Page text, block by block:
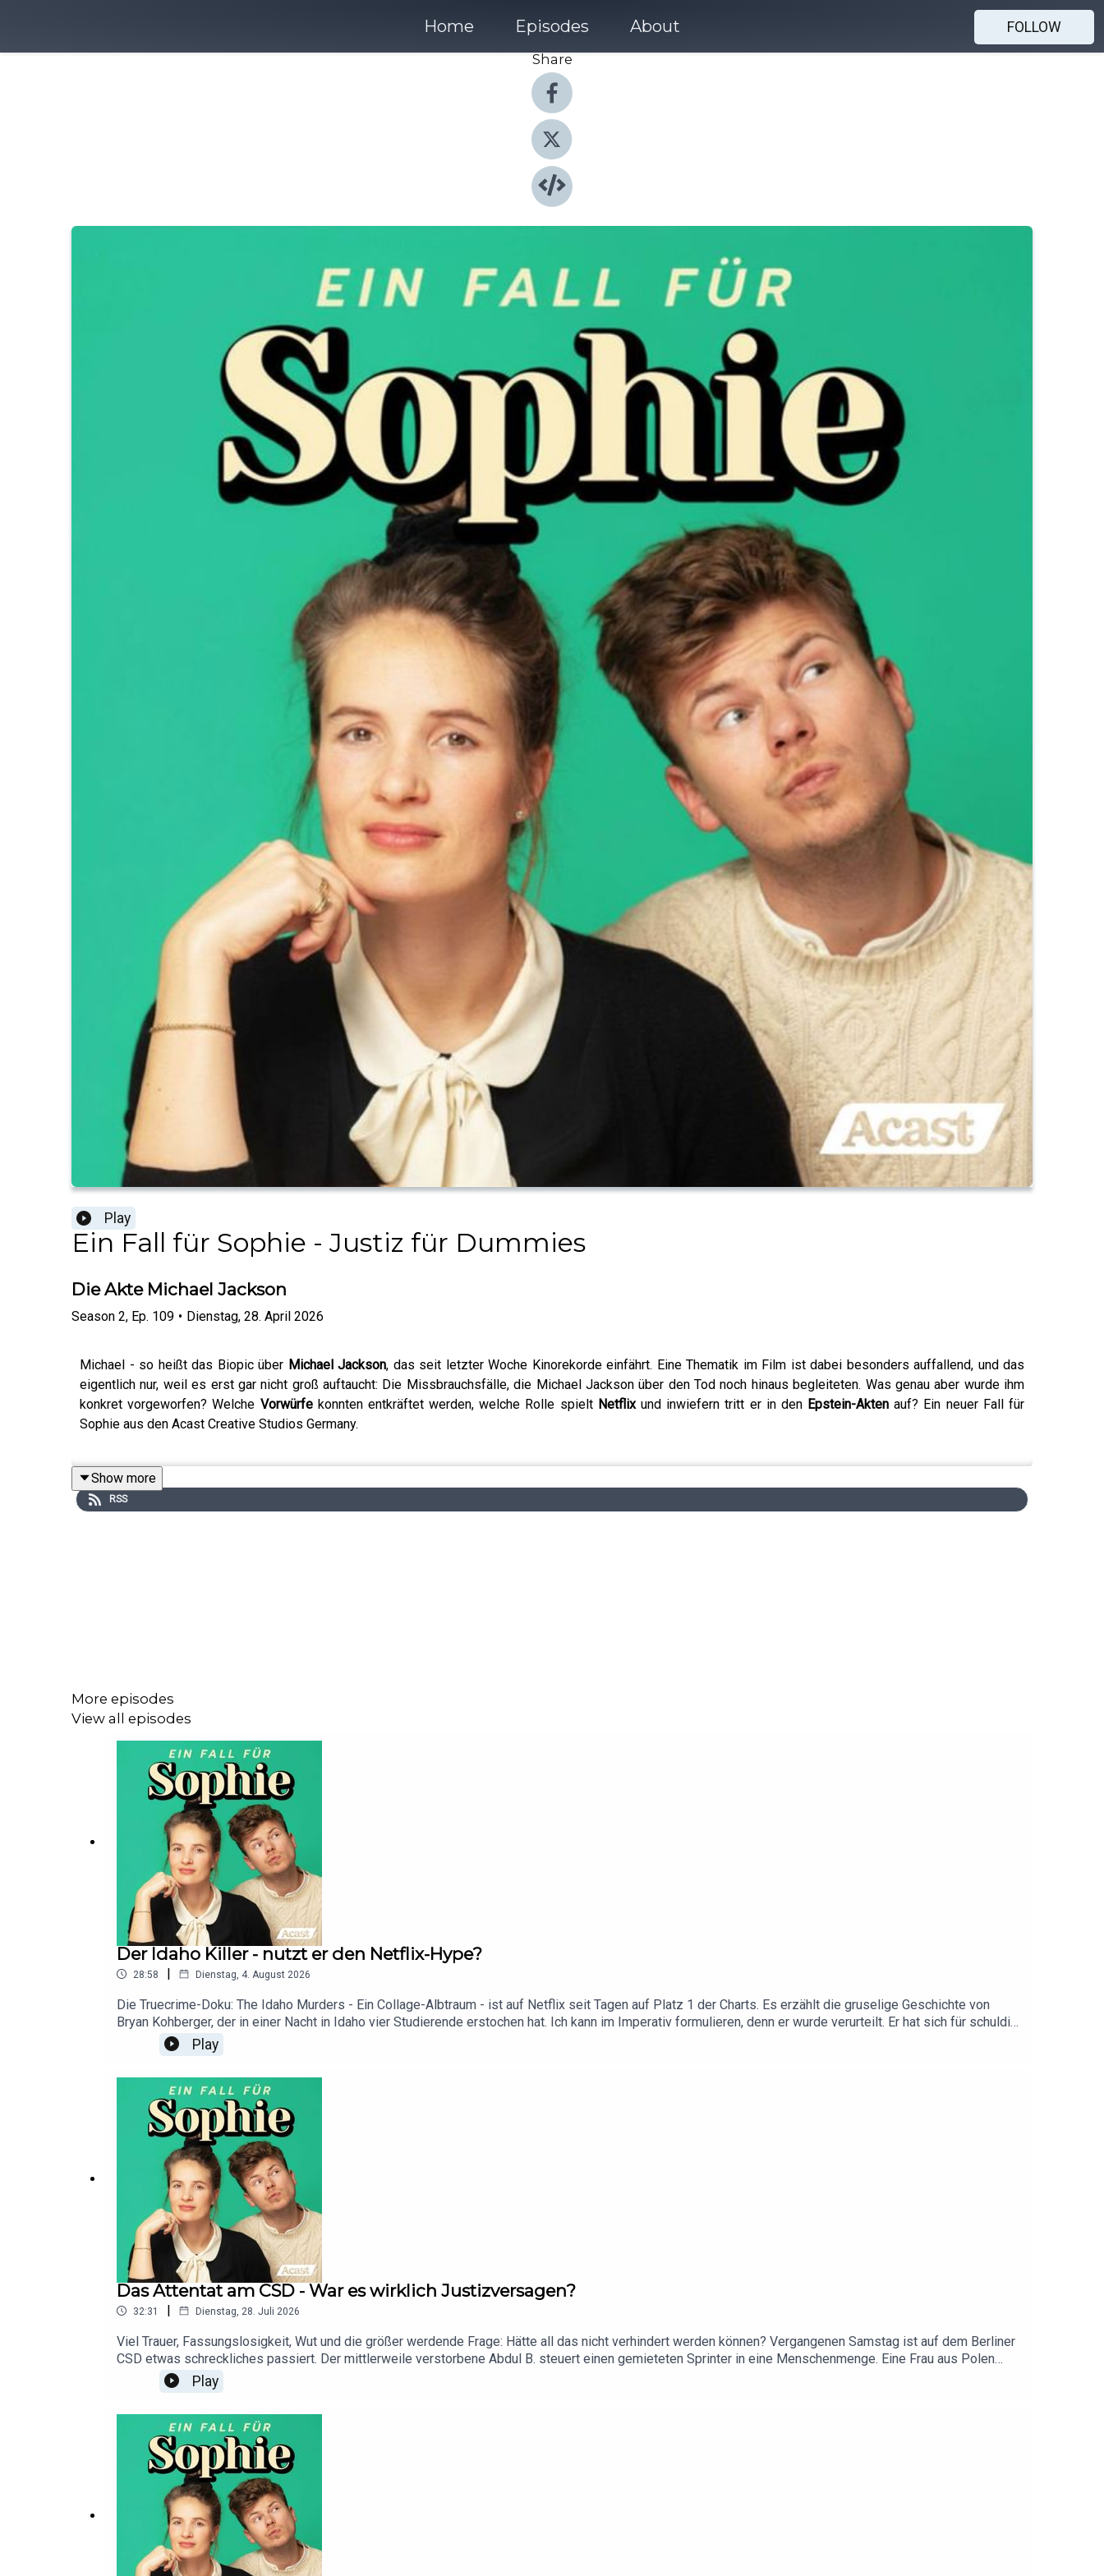
Home Episodes About
FOLLOW
Share
Play
Ein Fall für Sophie - Justiz für Dummies
Die Akte Michael Jackson
Season 2, Ep. 109 • Dienstag, 28. April 2026
Michael - so heißt das Biopic über Michael Jackson, das seit letzter Woche Kinorekorde einfährt. Eine Thematik im Film ist dabei besonders auffallend, und das
eigentlich nur, weil es erst gar nicht groß auftaucht: Die Missbrauchsfälle, die Michael Jackson über den Tod noch hinaus begleiteten. Was genau aber wurde ihm
konkret vorgeworfen? Welche Vorwürfekonnten entkräftet werden, welche Rolle spielt Netflixund inwiefern tritt er in den Epstein-Akten auf? Ein neuer Fall für
Sophie aus den Acast Creative Studios Germany.
Show more
RSS
More episodes
View all episodes
Der Idaho Killer - nutzt er den Netflix-Hype?
28:58 | Dienstag, 4. August 2026
Die Truecrime-Doku: The Idaho Murders - Ein Collage-Albtraum - ist auf Netflix seit Tagen auf Platz 1 der Charts. Es erzählt die gruselige Geschichte von
Bryan Kohberger, der in einer Nacht in Idaho vier Studierende erstochen hat. Ich kann im Imperativ formulieren, denn er wurde verurteilt. Er hat sich für schuldig
erklärt, um auch einer drohenden Todesstrafe zu entgehen. Auch wir haben vor genau einem Jahr zum ersten Mal über diesen Fall gesprochen. Doch jetzt
nimmt dieser abgeschlossene und ja mittlerweile auch verfilmte Fall eine neue Wendung. Kohberger sagt, er ist doch unschuldig und will einen neuen
droht? Ein neuer Fall für Sophie.
Play
Das Attentat am CSD - War es wirklich Justizversagen?
32:31 | Dienstag, 28. Juli 2026
Viel Trauer, Fassungslosigkeit, Wut und die größer werdende Frage: Hätte all das nicht verhindert werden können? Vergangenen Samstag ist auf dem Berliner
CSD etwas schreckliches passiert. Der mittlerweile verstorbene Abdul B. steuert einen gemieteten Sprinter in eine Menschenmenge. Eine Frau aus Polen
wurde getötet, 31 Menschen wurden verletzt. Seitdem kommen immer mehr Infos über den Täter ans Licht. Er war als islamistischer Gefährder
polizeibekannt, wurde videoüberwacht und konnte dennoch ungehindert seine Tat vollbringen. Welche politischen Konsequenzen werden daraus gezogen, war
Play